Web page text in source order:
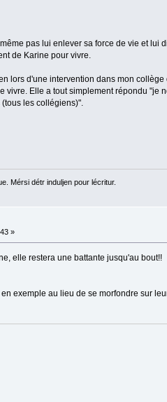
pas lui enlever sa force de vie et lui
de Karine pour vivre.
lors d'une intervention dans mon
vivre. Elle a tout simplement répondu "je
les collégiens)".
Mérsi détr induljen pour lécritur.
»
elle restera une battante jusqu'au bout!!
exemple au lieu de se morfondre sur